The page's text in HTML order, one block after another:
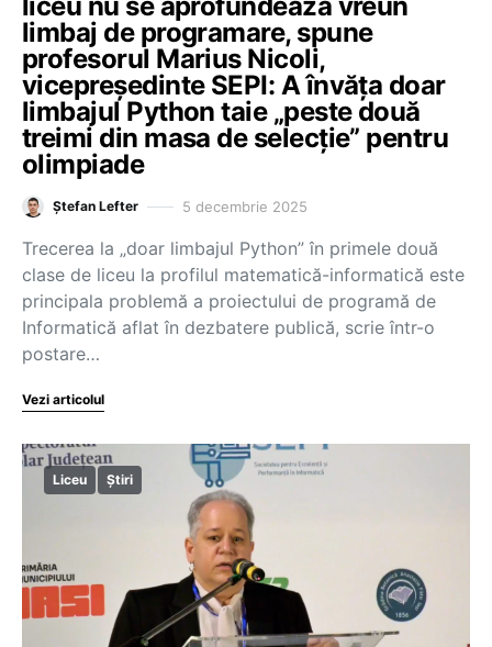
limbaj de programare, spune
profesorul Marius Nicoli,
vicepreședinte SEPI: A învăța doar
limbajul Python taie „peste două
treimi din masa de selecție” pentru
olimpiade
Ștefan Lefter 5 decembrie 2025
Trecerea la „doar limbajul Python” în primele două
clase de liceu la profilul matematică-informatică este
principala problemă a proiectului de programă de
Informatică aflat în dezbatere publică, scrie într-o
postare…
Vezi articolul
Liceu Știri